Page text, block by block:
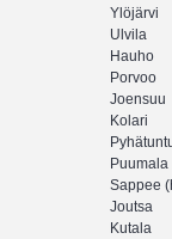
Ylöjärvi
Ulvila
Hauho
Porvoo
Joensuu
Kolari
Puumala
Sappee
Joutsa
Kutala